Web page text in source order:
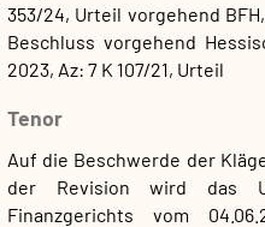
353/24, Urteil vorgehend
Beschluss vorgehend
2023, Az: 7 K 107/21, Urteil
Tenor
Auf die Beschwerde der
der Revision wird das
Finanzgerichts vom